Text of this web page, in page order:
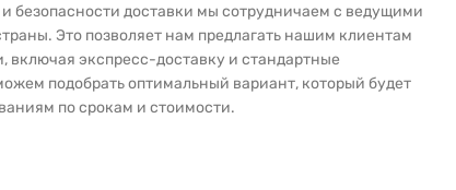
безопасности доставки мы сотрудничаем с ведущими
Это позволяет нам предлагать нашим клиентам
включая экспресс-доставку и стандартные
подобрать оптимальный вариант, который будет
по срокам и стоимости.